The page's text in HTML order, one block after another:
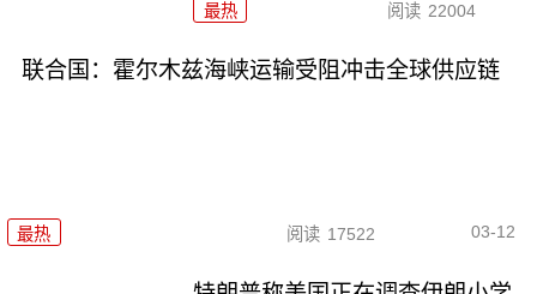
最热 阅读 22004
联合国：霍尔木兹海峡运输受阻冲击全球供应链
最热 阅读 17522 03-12